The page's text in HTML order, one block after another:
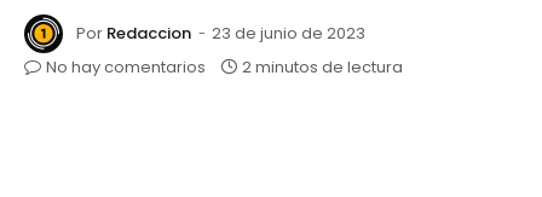
Por Redaccion
23 de junio de 2023
No hay comentarios
2 minutos de lectura